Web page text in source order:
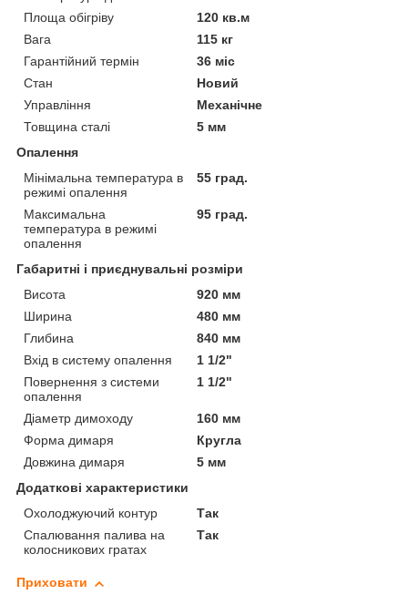
Площа обігріву
120 кв.м
Вага
115 кг
Гарантійний термін
36 міс
Стан
Новий
Управління
Механічне
Товщина сталі
5 мм
Опалення
Мінімальна температура в
режимі опалення
55 град.
Максимальна
температура в режимі
опалення
95 град.
Габаритні і приєднувальні розміри
Висота
920 мм
Ширина
480 мм
Глибина
840 мм
Вхід в систему опалення
1 1/2"
Повернення з системи
опалення
1 1/2"
Діаметр димоходу
160 мм
Форма димаря
Кругла
Довжина димаря
5 мм
Додаткові характеристики
Охолоджуючий контур
Так
Спалювання палива на
колосникових гратах
Так
Приховати